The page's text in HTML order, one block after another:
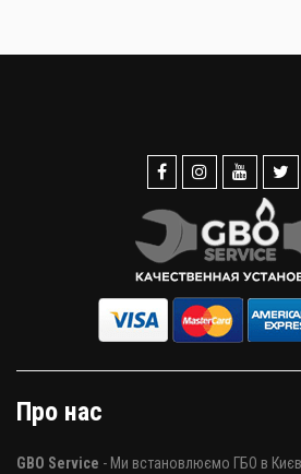
Про нас
GBO Service - Ми встановлюємо ГБО в